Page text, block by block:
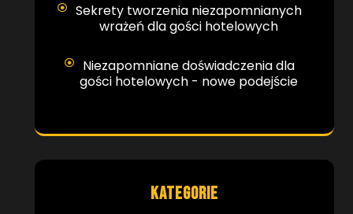
Sekrety tworzenia niezapomnianych
wrażeń dla gości hotelowych
Niezapomniane doświadczenia dla
gości hotelowych - nowe podejście
KATEGORIE